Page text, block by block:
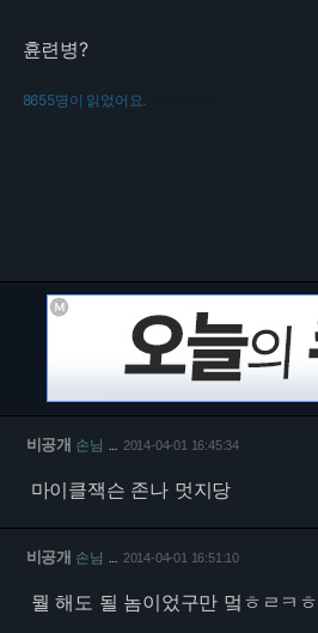
휸련병?
8655명이 읽었어요.
비공개 손님 2014-04-01 16:45:34
마이클잭슨 존나 멋지당
비공개 손님 2014-04-01 16:51:10
뭘 해도 될 놈이었구만 멐ㅎㄹㅋ